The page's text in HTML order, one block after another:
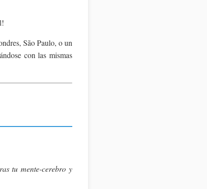
São Paulo, o un
con las mismas
tu mente-cerebro y